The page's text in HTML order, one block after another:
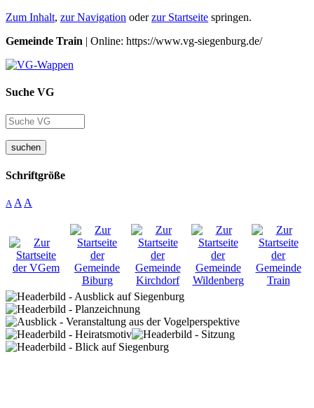
Zum Inhalt, zur Navigation oderzur Startseite springen.
Gemeinde Train | Online: https://www.vg-siegenburg.de/
Suche VG
suchen
Schriftgröße
A A A